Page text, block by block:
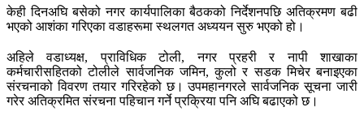
केही दिनअघि बसेको नगर कार्यपालिका बैठकको निर्देशनपछि अतिक्रमण बढी
भएको आशंका गरिएका वडाहरूमा स्थलगत अध्ययन सुरु भएको हो।
अहिले वडाध्यक्ष, प्राविधिक टोली, नगर प्रहरी र नापी शाखाका
कर्मचारीसहितको टोलीले सार्वजनिक जमिन, कुलो र सडक मिचेर बनाइएका
संरचनाको विवरण तयार गरिरहेको छ। उपमहानगरले सार्वजनिक सूचना जारी
गरेर अतिक्रमित संरचना पहिचान गर्ने प्रक्रिया पनि अघि बढाएको छ।